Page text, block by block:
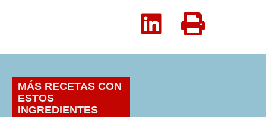
MÁS RECETAS CON
ESTOS
INGREDIENTES